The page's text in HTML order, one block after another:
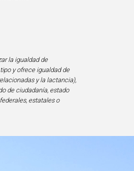
la igualdad de
y ofrece igualdad de
y la lactancia),
de ciudadanía, estado
estatales o